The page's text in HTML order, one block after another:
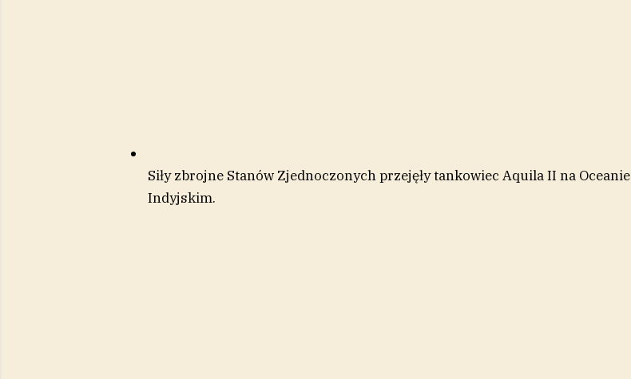
Siły zbrojne Stanów Zjednoczonych przejęły tankowiec Aquila II na Oceanie
Indyjskim.